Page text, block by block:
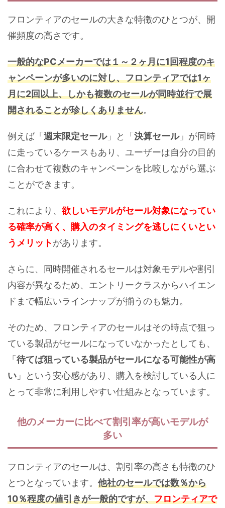
フロンティアのセールの大きな特徴のひとつが、開
催頻度の高さです。
一般的なPCメーカーでは１～２ヶ月に1回程度のキ
ャンペーンが多いのに対し、フロンティアでは1ヶ
月に2回以上、しかも複数のセールが同時並行で展
開されることが珍しくありません。
例えば「 週末限定セール」と「 決算セール」が同時
に走っているケースもあり、ユーザーは自分の目的
に合わせて複数のキャンペーンを比較しながら選ぶ
ことができます。
これにより、 欲しいモデルがセール対象になってい
る確率が高く、購入のタイミングを逃しにくいとい
うメリットがあります。
さらに、同時開催されるセールは対象モデルや割引
内容が異なるため、エントリークラスからハイエン
ドまで幅広いラインナップが揃うのも魅力。
そのため、フロンティアのセールはその時点で狙っ
ている製品がセールになっていなかったとしても、
「 待てば狙っている製品がセールになる可能性が高
い 」という安心感があり、購入を検討している人に
とって非常に利用しやすい仕組みとなっています。
他のメーカーに比べて割引率が高いモデルが
多い
フロンティアのセールは、割引率の高さも特徴のひ
とつとなっています。 他社のセールでは数％から
10％程度の値引きが一般的ですが、フロンティアで